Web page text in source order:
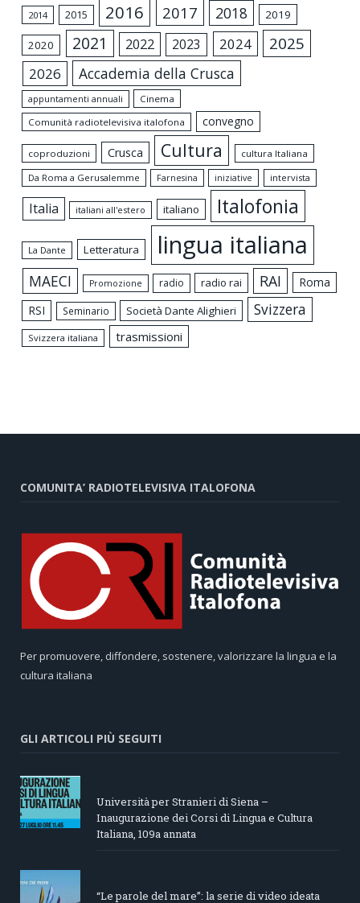
2014 2015 2016 2017 2018 2019
2020 2021 2022 2023 2024 2025
2026 Accademia della Crusca
appuntamenti annuali
Cinema
Comunità radiotelevisiva italofona
convegno
coproduzioni Crusca Cultura
cultura Italiana
Da Roma a Gerusalemme
Farnesina iniziative intervista
Italia italiani all'estero italiano Italofonia
La Dante Letteratura lingua italiana
MAECI Promozione radio radio rai RAI
Roma
RSI
Seminario Società Dante Alighieri Svizzera
Svizzera italiana trasmissioni
COMUNITA’ RADIOTELEVISIVA ITALOFONA
Per promuovere, diffondere, sostenere, valorizzare la lingua e la
cultura italiana
GLI ARTICOLI PIÙ SEGUITI
Università per Stranieri di Siena –
Inaugurazione dei Corsi di Lingua e Cultura
Italiana, 109a annata
“Le parole del mare”: la serie di video ideata